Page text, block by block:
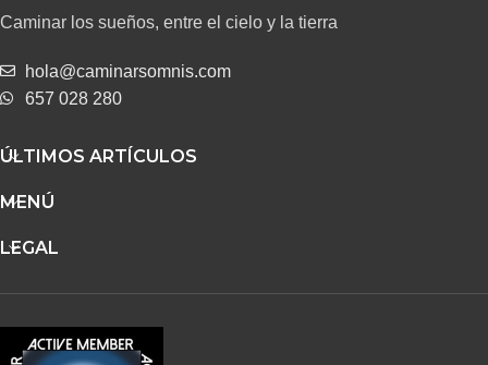
Caminar los sueños, entre el cielo y la tierra
hola@caminarsomnis.com
657 028 280
ÚLTIMOS ARTÍCULOS
MENÚ
LEGAL